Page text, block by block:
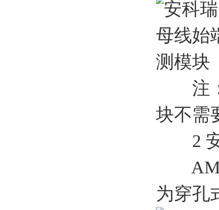
注：
块不需
2 安
AMB
为穿孔